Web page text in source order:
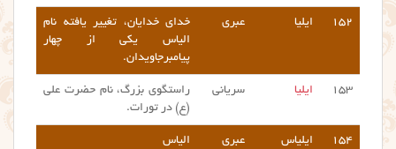
۱۵۲ ایلیا عبری
خدای خدایان، تغییر یافته نام
الیاس یکی از چهار
پیامبرجاویدان.
۱۵۳ ایلیا سریانی
راستگوی بزرگ، نام حضرت علی
(ع) در تورات.
۱۵۴ ایلیاس عبری الیاس